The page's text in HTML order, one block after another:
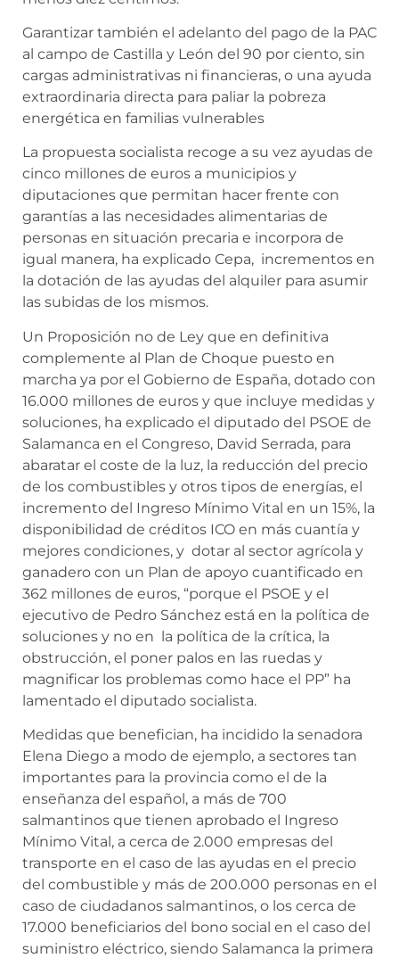
Garantizar también el adelanto del pago de la PAC
al campo de Castilla y León del 90 por ciento, sin
cargas administrativas ni financieras, o una ayuda
extraordinaria directa para paliar la pobreza
energética en familias vulnerables
La propuesta socialista recoge a su vez ayudas de
cinco millones de euros a municipios y
diputaciones que permitan hacer frente con
garantías a las necesidades alimentarias de
personas en situación precaria e incorpora de
igual manera, ha explicado Cepa, incrementos en
la dotación de las ayudas del alquiler para asumir
las subidas de los mismos.
Un Proposición no de Ley que en definitiva
complemente al Plan de Choque puesto en
marcha ya por el Gobierno de España, dotado con
16.000 millones de euros y que incluye medidas y
soluciones, ha explicado el diputado del PSOE de
Salamanca en el Congreso, David Serrada, para
abaratar el coste de la luz, la reducción del precio
de los combustibles y otros tipos de energías, el
incremento del Ingreso Mínimo Vital en un 15%, la
disponibilidad de créditos ICO en más cuantía y
mejores condiciones, y dotar al sector agrícola y
ganadero con un Plan de apoyo cuantificado en
362 millones de euros, “porque el PSOE y el
ejecutivo de Pedro Sánchez está en la política de
soluciones y no en la política de la crítica, la
obstrucción, el poner palos en las ruedas y
magnificar los problemas como hace el PP” ha
lamentado el diputado socialista.
Medidas que benefician, ha incidido la senadora
Elena Diego a modo de ejemplo, a sectores tan
importantes para la provincia como el de la
enseñanza del español, a más de 700
salmantinos que tienen aprobado el Ingreso
Mínimo Vital, a cerca de 2.000 empresas del
transporte en el caso de las ayudas en el precio
del combustible y más de 200.000 personas en el
caso de ciudadanos salmantinos, o los cerca de
17.000 beneficiarios del bono social en el caso del
suministro eléctrico, siendo Salamanca la primera